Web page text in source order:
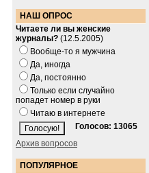
НАШ ОПРОС
Читаете ли вы женские
журналы? (12.5.2005)
Вообще-то я мужчина
Да, иногда
Да, постоянно
Только если случайно
попадет номер в руки
Читаю в интернете
Голосов: 13065
Архив вопросов
ПОПУЛЯРНОЕ